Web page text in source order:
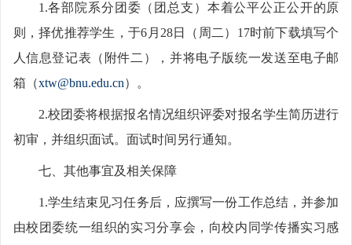
1.各部院系分团委（团总支）本着公平公正公开的原
则，择优推荐学生，于6月28日（周二）17时前下载填写个
人信息登记表（附件二），并将电子版统一发送至电子邮
箱（xtw@bnu.edu.cn）。
2.校团委将根据报名情况组织评委对报名学生简历进行
初审，并组织面试。面试时间另行通知。
七、其他事宜及相关保障
1.学生结束见习任务后，应撰写一份工作总结，并参加
由校团委统一组织的实习分享会，向校内同学传播实习感